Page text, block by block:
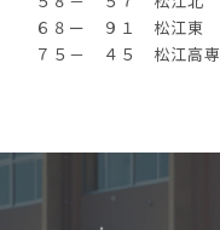
９１ 松江東
５－ ４５ 松江高専